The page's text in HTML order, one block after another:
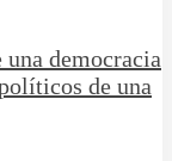
democracia
de una